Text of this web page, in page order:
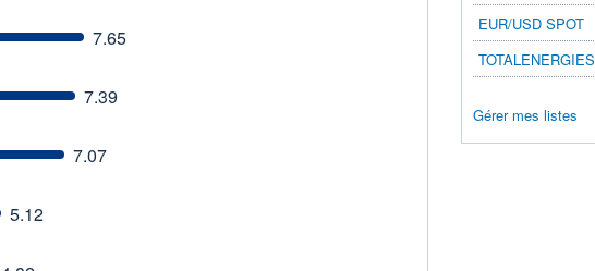
7.65
7.39
7.07
5.12
EUR/USD SPOT
TOTALENERGIES
Gérer mes listes